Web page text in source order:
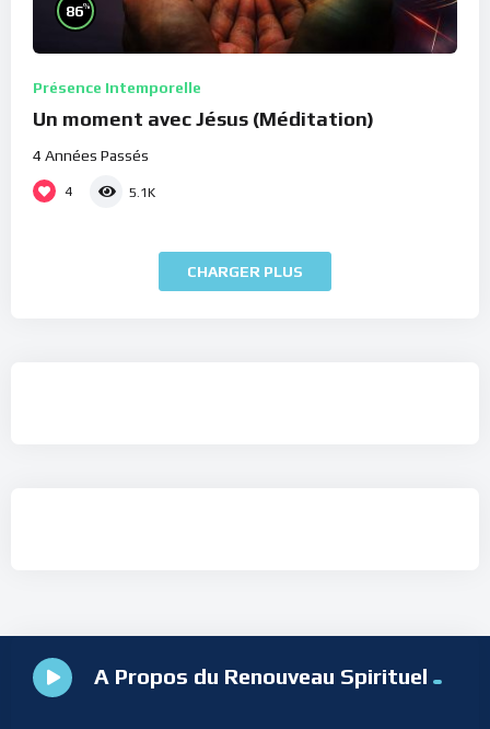
86%
Présence Intemporelle
Un moment avec Jésus (Méditation)
4 Années Passés
4 5.1K
CHARGER PLUS
A Propos du Renouveau Spirituel